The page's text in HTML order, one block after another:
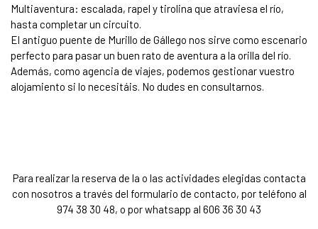
Multiaventura: escalada, rapel y tirolina que atraviesa el río,
hasta completar un circuito.
El antiguo puente de Murillo de Gállego nos sirve como escenario
perfecto para pasar un buen rato de aventura a la orilla del río.
Además, como agencia de viajes, podemos gestionar vuestro
alojamiento si lo necesitáis. No dudes en consultarnos.
Para realizar la reserva de la o las actividades elegidas contacta
con nosotros a través del formulario de contacto, por teléfono al
974 38 30 48, o por whatsapp al 606 36 30 43